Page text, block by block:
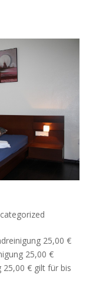
25,00 €
25,00 €
25,00 € gilt für bis